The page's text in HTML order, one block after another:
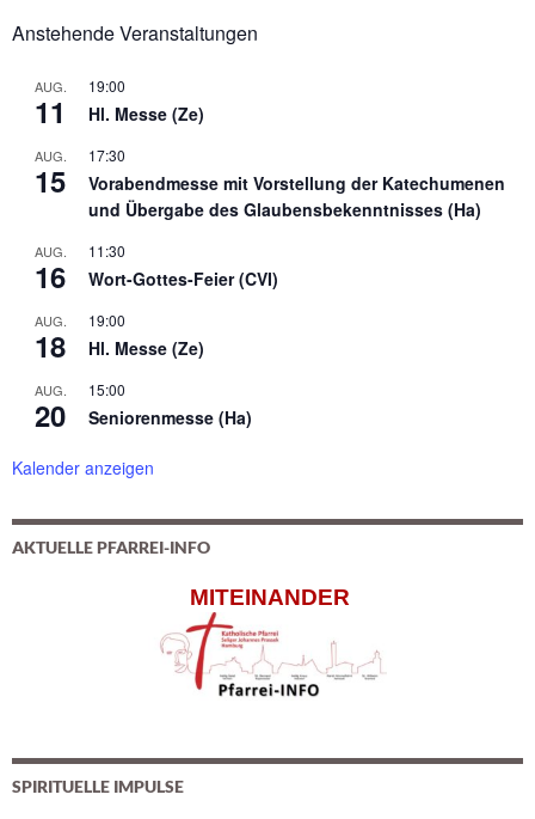
Anstehende Veranstaltungen
AUG.
11
19:00
Hl. Messe (Ze)
AUG.
15
17:30
Vorabendmesse mit Vorstellung der Katechumenen
und Übergabe des Glaubensbekenntnisses (Ha)
AUG.
16
11:30
Wort-Gottes-Feier (CVI)
AUG.
18
19:00
Hl. Messe (Ze)
AUG.
20
15:00
Seniorenmesse (Ha)
Kalender anzeigen
AKTUELLE PFARREI-INFO
MITEINANDER
SPIRITUELLE IMPULSE